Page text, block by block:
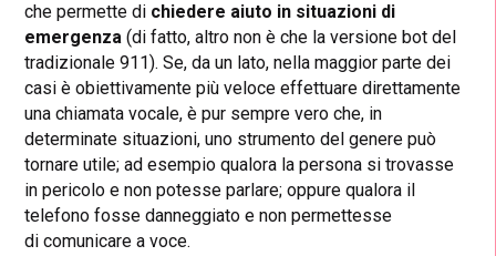
che permette di chiedere aiuto in situazioni di
emergenza (di fatto, altro non è che la versione bot del
tradizionale 911). Se, da un lato, nella maggior parte dei
casi è obiettivamente più veloce effettuare direttamente
una chiamata vocale, è pur sempre vero che, in
determinate situazioni, uno strumento del genere può
tornare utile; ad esempio qualora la persona si trovasse
in pericolo e non potesse parlare; oppure qualora il
telefono fosse danneggiato e non permettesse
di comunicare a voce.